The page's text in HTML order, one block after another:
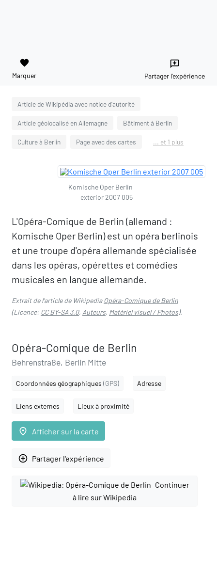
favorite
Marquer
reviews
Partager l'expérience
Article de Wikipédia avec notice d'autorité
Article géolocalisé en Allemagne Bâtiment à Berlin
Culture à Berlin Page avec des cartes ... et 1 plus
Komische Oper Berlin
exterior 2007 005
L'Opéra-Comique de Berlin (allemand :
Komische Oper Berlin) est un opéra berlinois
et une troupe d'opéra allemande spécialisée
dans les opéras, opérettes et comédies
musicales en langue allemande.
Extrait de l'article de WikipediaOpéra-Comique de Berlin
(Licence: CC BY-SA 3.0, Auteurs, Matériel visuel / Photos).
Opéra-Comique de Berlin
Behrenstraße, Berlin Mitte
Coordonnées géographiques (GPS) Adresse
Liens externes Lieux à proximité
place Afficher sur la carte
add_circle_outline Partager l'expérience
Continuer
à lire sur Wikipedia